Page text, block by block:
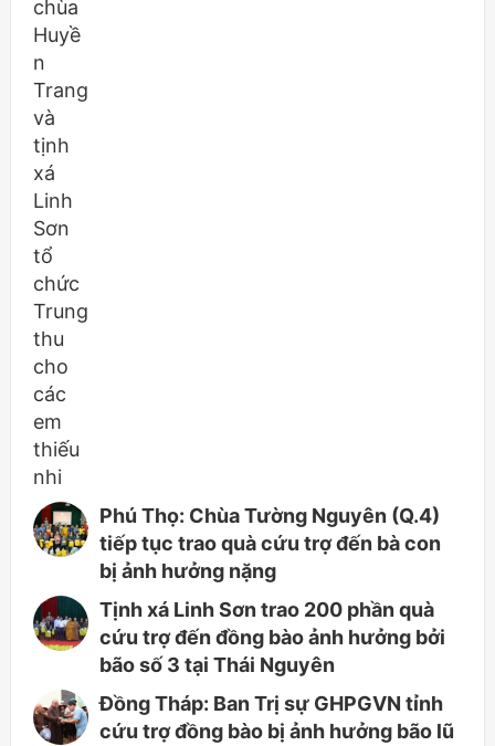
Phú Thọ: Chùa Tường Nguyên (Q.4)
tiếp tục trao quà cứu trợ đến bà con
bị ảnh hưởng nặng
Tịnh xá Linh Sơn trao 200 phần quà
cứu trợ đến đồng bào ảnh hưởng bởi
bão số 3 tại Thái Nguyên
Đồng Tháp: Ban Trị sự GHPGVN tỉnh
cứu trợ đồng bào bị ảnh hưởng bão lũ